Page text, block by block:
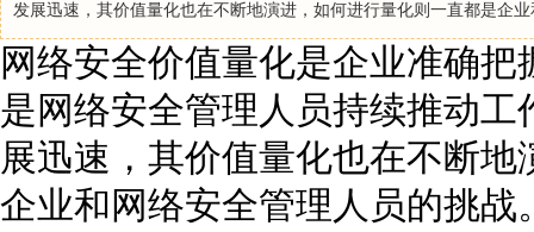
发展迅速，其价值量化也在不断地演进，如何进行量化则一直都是企业
网络安全价值量化是企业准确
是网络安全管理人员持续推动
展迅速，其价值量化也在不断
企业和网络安全管理人员的挑战